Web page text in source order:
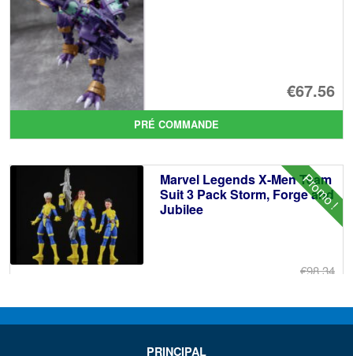
€67.56
PRÉ COMMANDE
Promo !
Marvel Legends X-Men Team
Suit 3 Pack Storm, Forge and
Jubilee
€98.34
AJOUTER AU PANIER
PRINCIPAL